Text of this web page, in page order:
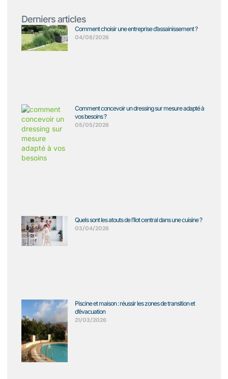
Derniers articles
Comment choisir une entreprise d’assainissement ?
04/08/2026
Comment concevoir un dressing sur mesure adapté à
vos besoins ?
05/05/2026
Quels sont les atouts de l’îlot central dans une cuisine ?
03/04/2026
Piscine et maison : réussir les zones de transition et
d’évacuation
21/03/2026